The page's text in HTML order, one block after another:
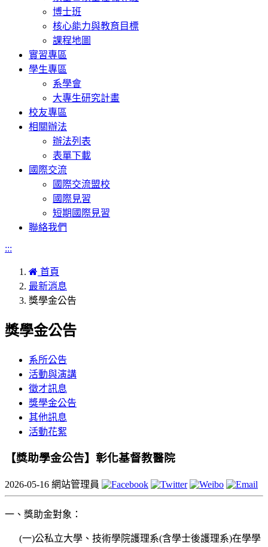
博士班
核心能力與教育目標
課程地圖
實習專區
學生專區
系學會
大專生研究計畫
校友專區
相關辦法
辦法列表
表單下載
國際交流
國際交流盟校
國際見習
短期國際見習
聯絡我們
:::
首頁
最新消息
獎學金公告
獎學金公告
系所公告
活動與演講
徵才訊息
獎學金公告
其他訊息
活動花絮
【獎助學金公告】彰化基督教醫院
2026-05-16 網站管理員
一、獎助金對象：
(一)公私立大學、技術學院護理系(含學士後護理系)在學學